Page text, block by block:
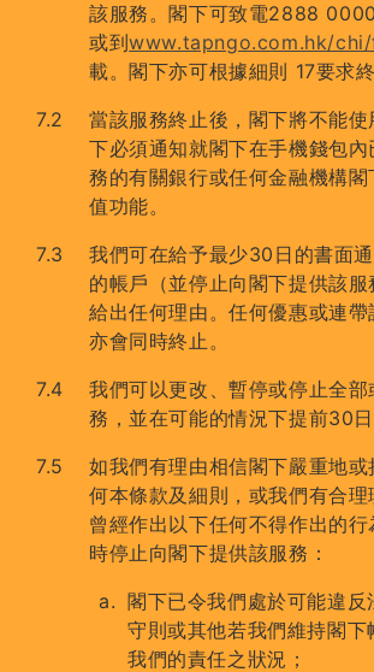
該服務。閣下可致電2888
或到www.tapngo.com.hk/
載。閣下亦可根據細則 17要求終
當該服務終止後，閣下將不能使
下必須通知就閣下在手機錢包內
務的有關銀行或任何金融機構閣
值功能。
我們可在給予最少30日的書面
的帳戶（並停止向閣下提供該服
給出任何理由。任何優惠或連帶
亦會同時終止。
我們可以更改、暫停或停止全部
務，並在可能的情況下提前30日
如我們有理由相信閣下嚴重地
何本條款及細則，或我們有合
曾經作出以下任何不得作出的行
時停止向閣下提供該服務：
閣下已令我們處於可能違反
守則或其他若我們維持閣下
我們的責任之狀況；